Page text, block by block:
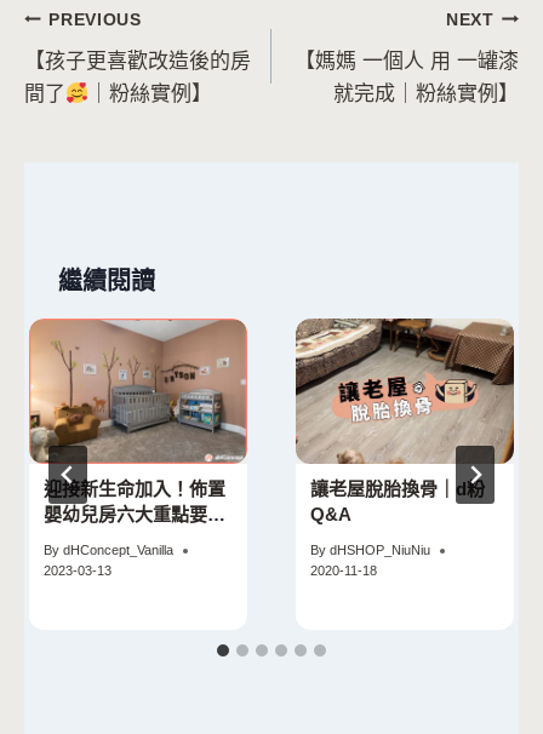
文
章
PREVIOUS
【孩子更喜歡改造後的房
間了
｜粉絲實例】
NEXT
【媽媽 一個人 用 一罐漆
就完成｜粉絲實例】
繼續閱讀
迎接新生命加入！佈置
嬰幼兒房六大重點要注
By dHConcept_Vanilla
2023-03-13
讓老屋脫胎換骨｜d粉
Q&A
By dHSHOP_NiuNiu
2020-11-18